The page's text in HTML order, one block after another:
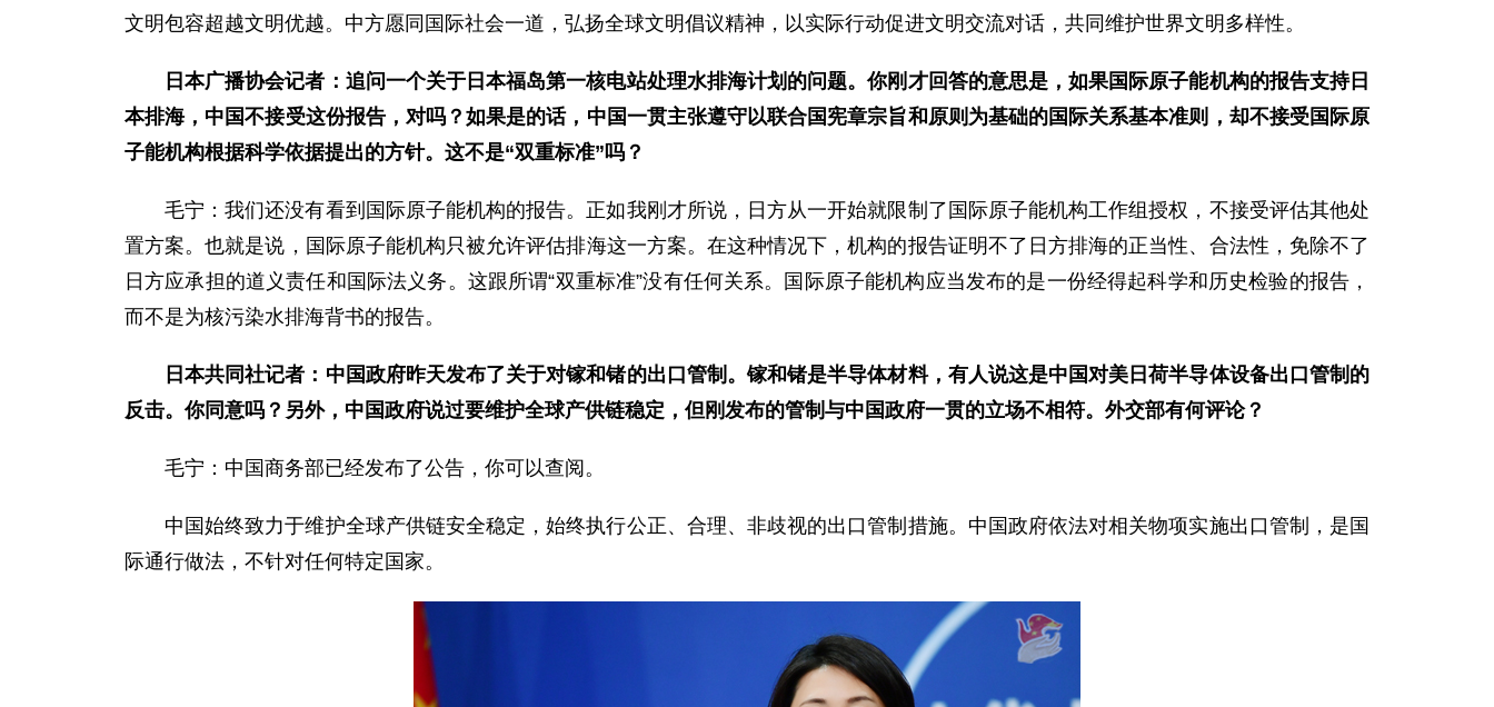
文明包容超越文明优越。中方愿同国际社会一道，弘扬全球文明倡议精神，以实际行动促进文明交流对话，共同维护世界文明多样性。
日本广播协会记者：追问一个关于日本福岛第一核电站处理水排海计划的问题。你刚才回答的意思是，如果国际原子能机构的报告支持日
本排海，中国不接受这份报告，对吗？如果是的话，中国一贯主张遵守以联合国宪章宗旨和原则为基础的国际关系基本准则，却不接受国际原
子能机构根据科学依据提出的方针。这不是“双重标准”吗？
毛宁：我们还没有看到国际原子能机构的报告。正如我刚才所说，日方从一开始就限制了国际原子能机构工作组授权，不接受评估其他处
置方案。也就是说，国际原子能机构只被允许评估排海这一方案。在这种情况下，机构的报告证明不了日方排海的正当性、合法性，免除不了
日方应承担的道义责任和国际法义务。这跟所谓“双重标准”没有任何关系。国际原子能机构应当发布的是一份经得起科学和历史检验的报告，
而不是为核污染水排海背书的报告。
日本共同社记者：中国政府昨天发布了关于对镓和锗的出口管制。镓和锗是半导体材料，有人说这是中国对美日荷半导体设备出口管制的
反击。你同意吗？另外，中国政府说过要维护全球产供链稳定，但刚发布的管制与中国政府一贯的立场不相符。外交部有何评论？
毛宁：中国商务部已经发布了公告，你可以查阅。
中国始终致力于维护全球产供链安全稳定，始终执行公正、合理、非歧视的出口管制措施。中国政府依法对相关物项实施出口管制，是国
际通行做法，不针对任何特定国家。